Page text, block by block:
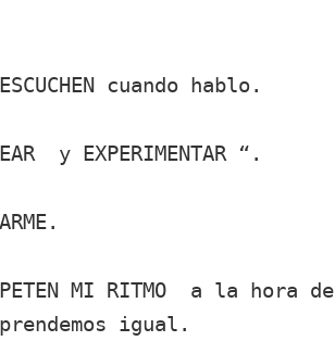
cuando hablo.
y EXPERIMENTAR “.
MI RITMO a la hora de
igual.